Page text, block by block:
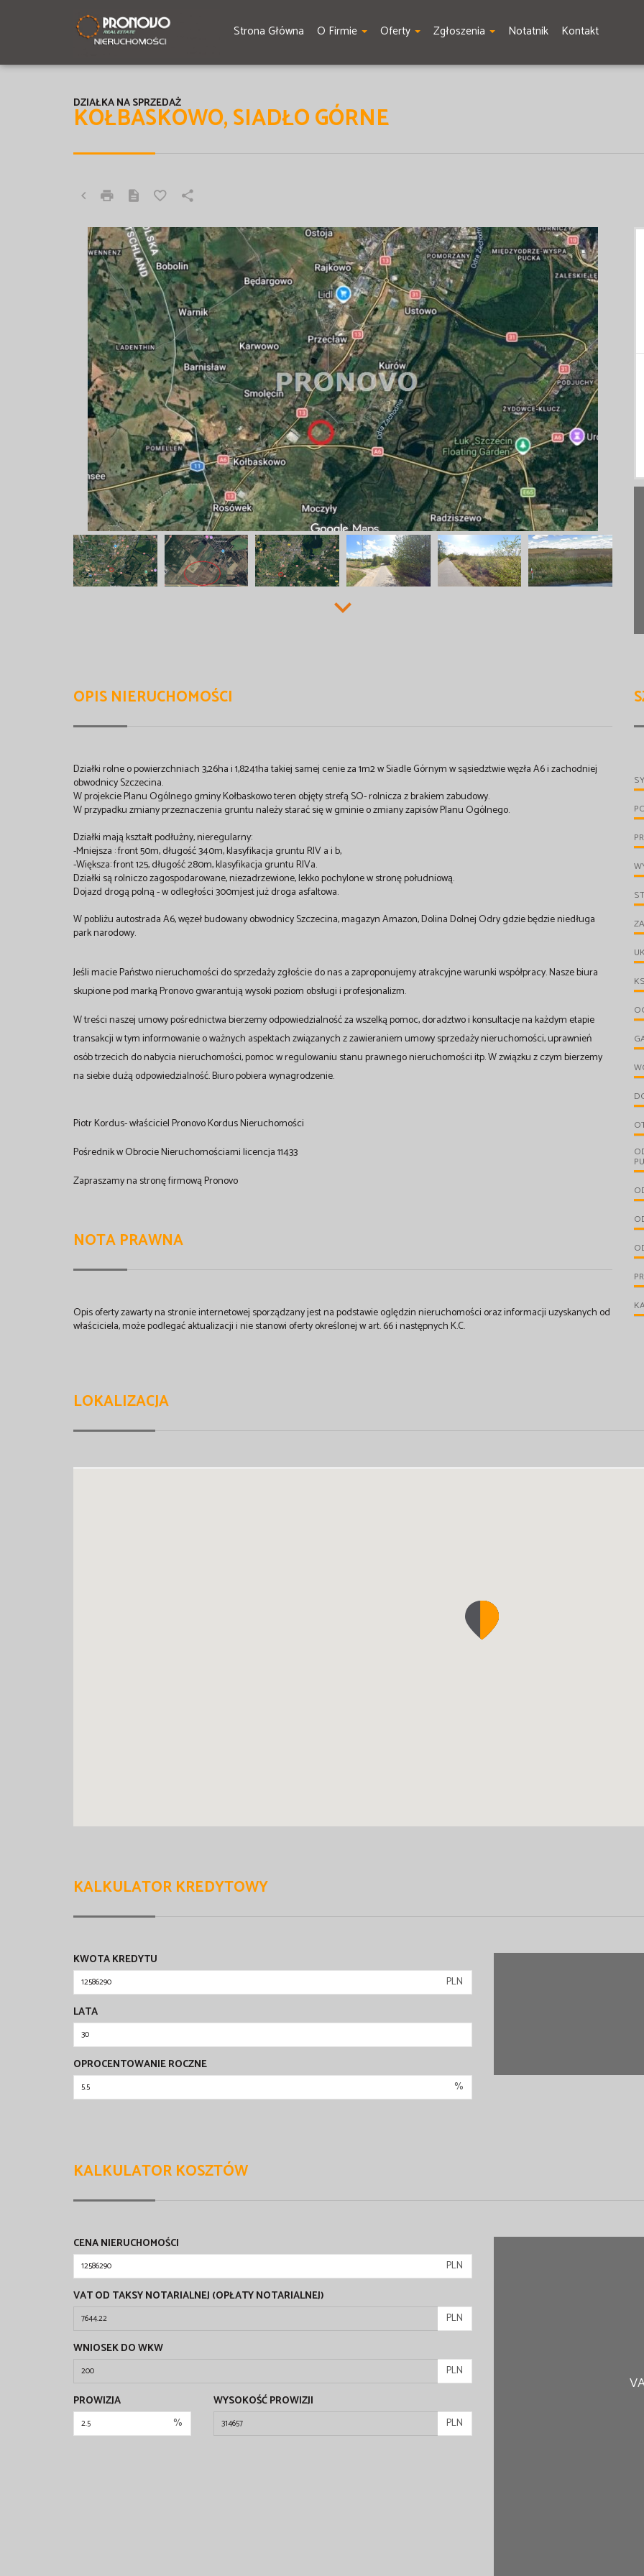
Strona Główna O Firmie Oferty Zgłoszenia Notatnik Kontakt
KOŁBASKOWO, SIADŁO GÓRNE
DZIAŁKA NA SPRZEDAŻ
OPIS NIERUCHOMOŚCI
Działki rolne o powierzchniach 3,26ha i 1,8241ha takiej samej cenie za 1m2 w Siadle Górnym w sąsiedztwie węzła A6 i zachodniej
obwodnicy Szczecina.
W projekcie Planu Ogólnego gminy Kołbaskowo teren objęty strefą SO- rolnicza z brakiem zabudowy.
W przypadku zmiany przeznaczenia gruntu należy starać się w gminie o zmiany zapisów Planu Ogólnego.
Działki mają kształt podłużny, nieregularny:
-Mniejsza : front 50m, długość 340m, klasyfikacja gruntu RIV a i b,
-Większa: front 125, długość 280m, klasyfikacja gruntu RIVa.
Działki są rolniczo zagospodarowane, niezadrzewione, lekko pochylone w stronę południową.
Dojazd drogą polną - w odległości 300mjest już droga asfaltowa.
W pobliżu autostrada A6, węzeł budowany obwodnicy Szczecina, magazyn Amazon, Dolina Dolnej Odry gdzie będzie niedługa
park narodowy.
Jeśli macie Państwo nieruchomości do sprzedaży zgłoście do nas a zaproponujemy atrakcyjne warunki współpracy. Nasze biura
skupione pod marką Pronovo gwarantują wysoki poziom obsługi i profesjonalizm.
W treści naszej umowy pośrednictwa bierzemy odpowiedzialność za wszelką pomoc, doradztwo i konsultacje na każdym etapie
transakcji w tym informowanie o ważnych aspektach związanych z zawieraniem umowy sprzedaży nieruchomości, uprawnień
osób trzecich do nabycia nieruchomości, pomoc w regulowaniu stanu prawnego nieruchomości itp. W związku z czym bierzemy
na siebie dużą odpowiedzialność. Biuro pobiera wynagrodzenie.
Piotr Kordus- właściciel Pronovo Kordus Nieruchomości
Pośrednik w Obrocie Nieruchomościami licencja 11433
Zapraszamy na stronę firmową Pronovo
NOTA PRAWNA
Opis oferty zawarty na stronie internetowej sporządzany jest na podstawie oględzin nieruchomości oraz informacji uzyskanych od
właściciela, może podlegać aktualizacji i nie stanowi oferty określonej w art. 66 i następnych K.C.
LOKALIZACJA
KALKULATOR KREDYTOWY
KWOTA KREDYTU
PLN
LATA
OPROCENTOWANIE ROCZNE
%
KALKULATOR KOSZTÓW
CENA NIERUCHOMOŚCI
PLN
VAT OD TAKSY NOTARIALNEJ (OPŁATY NOTARIALNEJ)
PLN
WNIOSEK DO WKW
PLN
PROWIZJA
%
WYSOKOŚĆ PROWIZJI
PLN